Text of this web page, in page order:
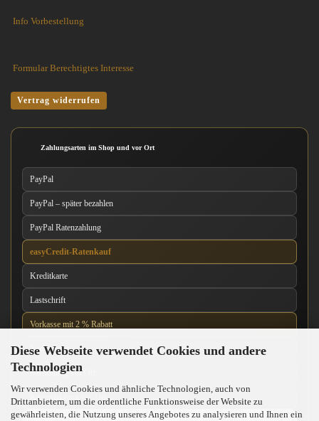
Diese Webseite verwendet Cookies und andere
Technologien
Wir verwenden Cookies und ähnliche Technologien, auch von
Drittanbietern, um die ordentliche Funktionsweise der Website zu
gewährleisten, die Nutzung unseres Angebotes zu analysieren und Ihnen ein
Info Vorbestellung
Formular Berechtigtes Interesse
Vertrag widerrufen
Zahlungsarten im Shop und vor Ort
PayPal
PayPal – später bezahlen
PayPal Ratenzahlung
easyCredit-Ratenkauf
Kreditkarte
Lastschrift
Vorkasse mit 2 % Rabatt
Nachnahme
Barzahlung vor Ort
Kartenzahlung vor Ort